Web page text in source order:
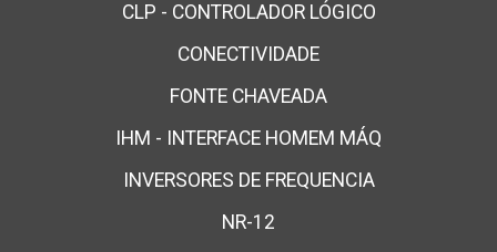
CLP - CONTROLADOR LÓGICO
CONECTIVIDADE
FONTE CHAVEADA
IHM - INTERFACE HOMEM MÁQ
INVERSORES DE FREQUENCIA
NR-12